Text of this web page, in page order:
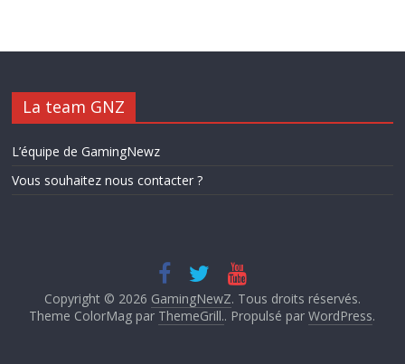
La team GNZ
L’équipe de GamingNewz
Vous souhaitez nous contacter ?
Copyright © 2026 GamingNewZ. Tous droits réservés.
Theme ColorMag par ThemeGrill.. Propulsé parWordPress.